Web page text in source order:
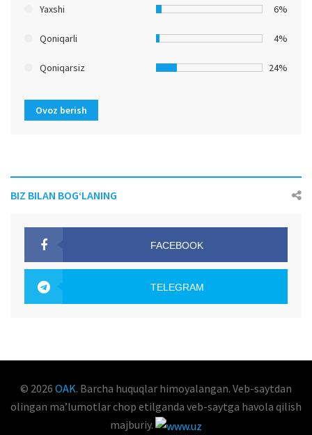
Yaxshi 6%
Qoniqarli 4%
Qoniqarsiz 24%
Ovoz berish
BIZ BILAN BOG‘LANING
FACEBOOK
TELEGRAM
© 2026 OAK. Barcha huquqlar himoyalangan. Veb-saytdan
olingan maʼlumotlar chop etilganda veb-saytga havola qilish
majburiy.